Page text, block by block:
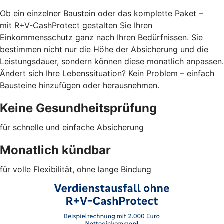
Ob ein einzelner Baustein oder das komplette Paket –
mit R+V-CashProtect gestalten Sie Ihren
Einkommensschutz ganz nach Ihren Bedürfnissen. Sie
bestimmen nicht nur die Höhe der Absicherung und die
Leistungsdauer, sondern können diese monatlich anpassen.
Ändert sich Ihre Lebenssituation? Kein Problem – einfach
Bausteine hinzufügen oder herausnehmen.
Keine Gesundheitsprüfung
für schnelle und einfache Absicherung
Monatlich kündbar
für volle Flexibilität, ohne lange Bindung